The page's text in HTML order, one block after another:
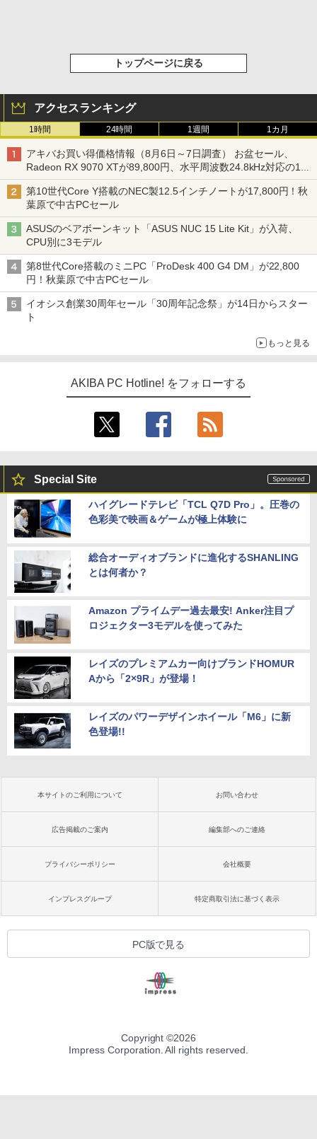
トップページに戻る
アクセスランキング
1時間 24時間 1週間 1カ月
アキバお買い得価格情報（8月6日～7日調査） お盆セール、
Radeon RX 9070 XTが89,800円、水平周波数24.8kHz対応の17
型モニターが9,801円、暑さ指数連動セール ほか
第10世代Core Y搭載のNEC製12.5インチノートが17,800円！秋
葉原で中古PCセール
ASUSのベアボーンキット「ASUS NUC 15 Lite Kit」が入荷、
CPU別に3モデル
第8世代Core搭載のミニPC「ProDesk 400 G4 DM」が22,800
円！秋葉原で中古PCセール
イオシス創業30周年セール「30周年記念祭」が14日からスター
ト
もっと見る
AKIBA PC Hotline! をフォローする
Special Site
ハイグレードテレビ「TCL Q7D Pro」。圧巻の
色彩美で映画＆ゲームが極上体験に
総合オーディオブランドに進化するSHANLING
とは何者か？
Amazon プライムデー過去最安! Anker注目プ
ロジェクター3モデルを使ってみた
レイズのプレミアムカー向けブランドHOMUR
Aから「2×9R」が登場！
レイズのパワーデザインホイール「M6」に新
色登場!!
本サイトのご利用について お問い合わせ
広告掲載のご案内 編集部へのご連絡
プライバシーポリシー 会社概要
インプレスグループ 特定商取引法に基づく表示
PC版で見る
Copyright ©2026
Impress Corporation. All rights reserved.